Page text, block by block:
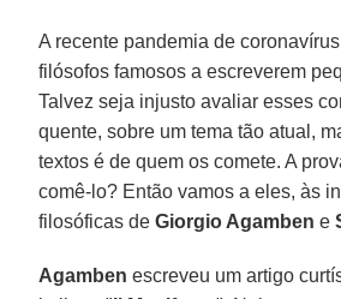
A recente pandemia de
filósofos famosos a escreverem
Talvez seja injusto avaliar esses
quente, sobre um tema tão atual,
textos é de quem os comete. A
comê-lo? Então vamos a eles, às
filosóficas deGiorgio Agamben e
Agamben escreveu um artigo